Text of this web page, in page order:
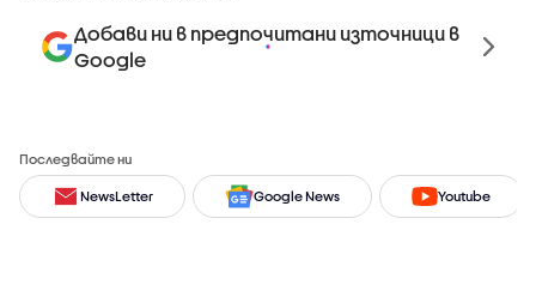
Добави ни в предпочитани източници в
Google
Последвайте ни
NewsLetter Google News Youtube